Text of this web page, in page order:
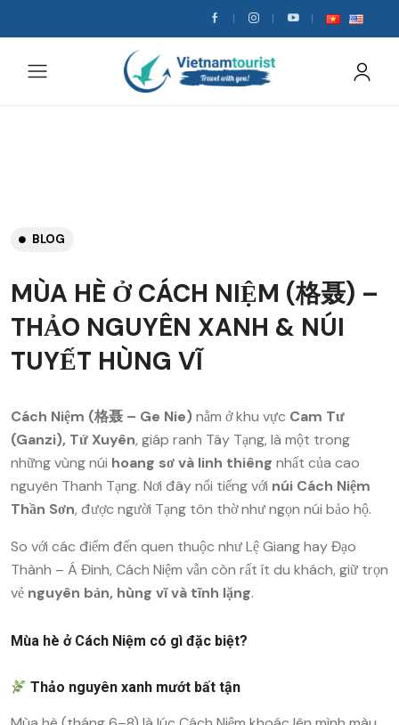
BLOG
MÙA HÈ Ở CÁCH NIỆM (格聂) –
THẢO NGUYÊN XANH & NÚI
TUYẾT HÙNG VĨ
Cách Niệm (格聂 – Ge Nie)nằm ở khu vực Cam Tư
(Ganzi), Tứ Xuyên, giáp ranh Tây Tạng, là một trong
những vùng núi hoang sơ và linh thiêng nhất của cao
nguyên Thanh Tạng. Nơi đây nổi tiếng với núi Cách Niệm
Thần Sơn, được người Tạng tôn thờ như ngọn núi bảo hộ.
So với các điểm đến quen thuộc như Lệ Giang hay Đạo
Thành – Á Đinh, Cách Niệm vẫn còn rất ít du khách, giữ trọn
vẻ nguyên bản, hùng vĩ và tĩnh lặng.
Mùa hè ở Cách Niệm có gì đặc biệt?
Thảo nguyên xanh mướt bất tận